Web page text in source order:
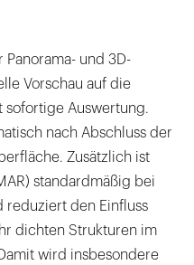
und 3D-
Vorschau auf die
sofortige Auswertung.
nach Abschluss der
Zusätzlich ist
standardmäßig bei
reduziert den Einfluss
dichten Strukturen im
wird insbesondere